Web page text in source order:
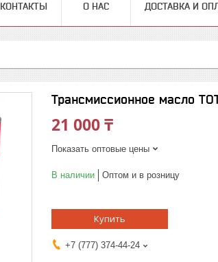
КОНТАКТЫ О НАС ДОСТАВКА И
Трансмиссионное масло
21 000 ₸
Показать оптовые цены
В наличии Оптом и в розницу
Купить
+7 (777) 374-44-24